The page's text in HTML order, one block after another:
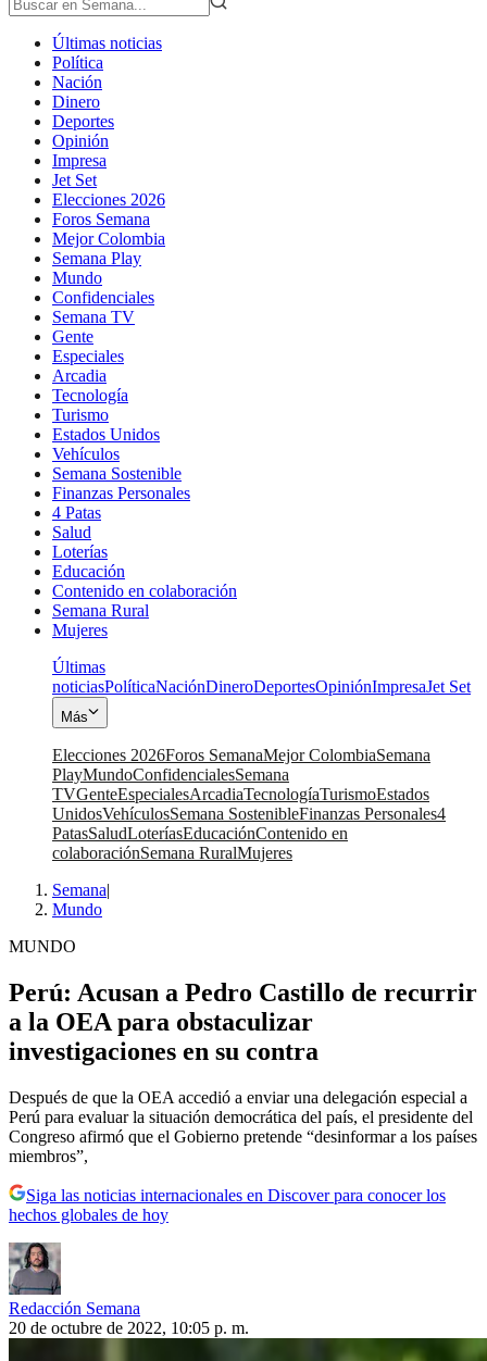
Últimas noticias
Política
Nación
Dinero
Deportes
Opinión
Impresa
Jet Set
Elecciones 2026
Foros Semana
Mejor Colombia
Semana Play
Mundo
Confidenciales
Semana TV
Gente
Especiales
Arcadia
Tecnología
Turismo
Estados Unidos
Vehículos
Semana Sostenible
Finanzas Personales
4 Patas
Salud
Loterías
Educación
Contenido en colaboración
Semana Rural
Mujeres
Últimas
noticiasPolíticaNaciónDineroDeportesOpiniónImpresaJet Set
Más
Elecciones 2026Foros SemanaMejor ColombiaSemana
PlayMundoConfidencialesSemana
TVGenteEspecialesArcadiaTecnologíaTurismoEstados
UnidosVehículosSemana SostenibleFinanzas Personales4
PatasSaludLoteríasEducaciónContenido en
colaboraciónSemana RuralMujeres
Semana|
Mundo
MUNDO
Perú: Acusan a Pedro Castillo de recurrir
a la OEA para obstaculizar
investigaciones en su contra
Después de que la OEA accedió a enviar una delegación especial a
Perú para evaluar la situación democrática del país, el presidente del
Congreso afirmó que el Gobierno pretende “desinformar a los países
miembros”,
Siga las noticias internacionales en Discover para conocer los
hechos globales de hoy
Redacción Semana
20 de octubre de 2022, 10:05 p. m.